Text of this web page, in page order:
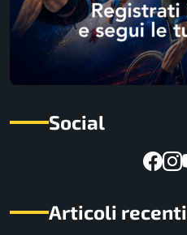
Social
Articoli recenti